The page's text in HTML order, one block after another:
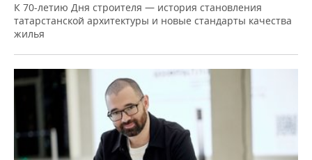
К 70-летию Дня строителя — история становления
татарстанской архитектуры и новые стандарты качества
жилья